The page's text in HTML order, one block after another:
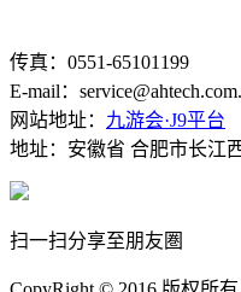
传真：0551-65101199
E-mail：
网站地址： 九游会·J9平台
地址：安徽省 合肥市长江
扫一扫分享至朋友圏